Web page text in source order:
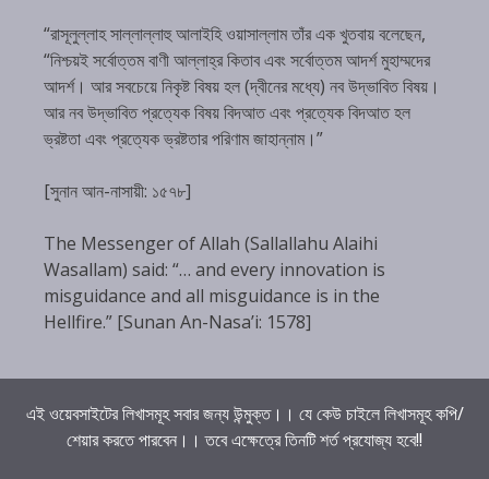
“রাসূলুল্লাহ সাল্লাল্লাহু আলাইহি ওয়াসাল্লাম তাঁর এক খুতবায় বলেছেন,
“নিশ্চয়ই সর্বোত্তম বাণী আল্লাহ্‌র কিতাব এবং সর্বোত্তম আদর্শ মুহাম্মদের
আদর্শ। আর সবচেয়ে নিকৃষ্ট বিষয় হল (দ্বীনের মধ্যে) নব উদ্ভাবিত বিষয়।
আর নব উদ্ভাবিত প্রত্যেক বিষয় বিদআত এবং প্রত্যেক বিদআত হল
ভ্রষ্টতা এবং প্রত্যেক ভ্রষ্টতার পরিণাম জাহান্নাম।”
[সুনান আন-নাসায়ী: ১৫৭৮]
The Messenger of Allah (Sallallahu Alaihi
Wasallam) said: “… and every innovation is
misguidance and all misguidance is in the
Hellfire.” [Sunan An-Nasa’i: 1578]
এই ওয়েবসাইটের লিখাসমূহ সবার জন্য উন্মুক্ত।। যে কেউ চাইলে লিখাসমূহ কপি/
শেয়ার করতে পারবেন।। তবে এক্ষেত্রে তিনটি শর্ত প্রযোজ্য হবে!!